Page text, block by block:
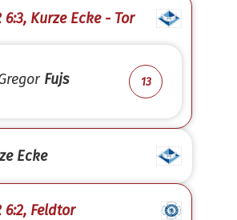
6:3, Kurze Ecke - Tor
Fujs 13
Ecke
6:2, Feldtor